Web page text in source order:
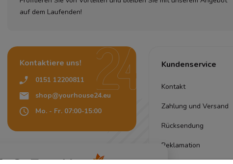
auf dem Laufenden!
Kontaktiere uns!
0151 12200811
shop@yourhouse24.eu
Mo. - Fr. 07:00-15:00
Kundenservice
Kontakt
Zahlung und Versand
Rücksendung
Reklamation